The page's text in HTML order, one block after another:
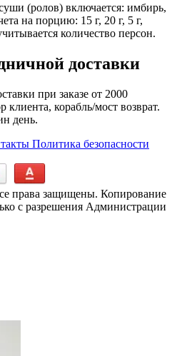
(ролов) включается: имбирь,
на порцию: 15 г, 20 г, 5 г,
количество персон.
доставки
при заказе от 2000
корабль/мост возврат.
день.
Политика безопасности
права защищены. Копирование
с разрешения Администрации